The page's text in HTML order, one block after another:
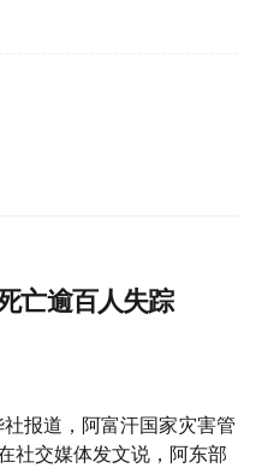
亡逾百人失踪
社报道，阿富汗国家灾害管
社交媒体发文说，阿东部